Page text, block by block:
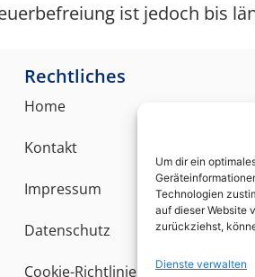
Um dir ein
Technologien
auf dieser Website
zurückziehst,
Dienste verwalten
ist jedoch bis
Rechtliches
Home
Kontakt
Impressum
Datenschutz
Cookie-Richtlinie (EU)